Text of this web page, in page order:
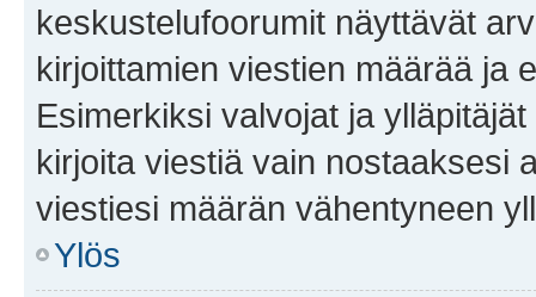
keskustelufoorumit näyttävät
kirjoittamien viestien määrää ja
Esimerkiksi valvojat ja
kirjoita viestiä vain nostaaksesi
viestiesi määrän vähentyneen
Ylös